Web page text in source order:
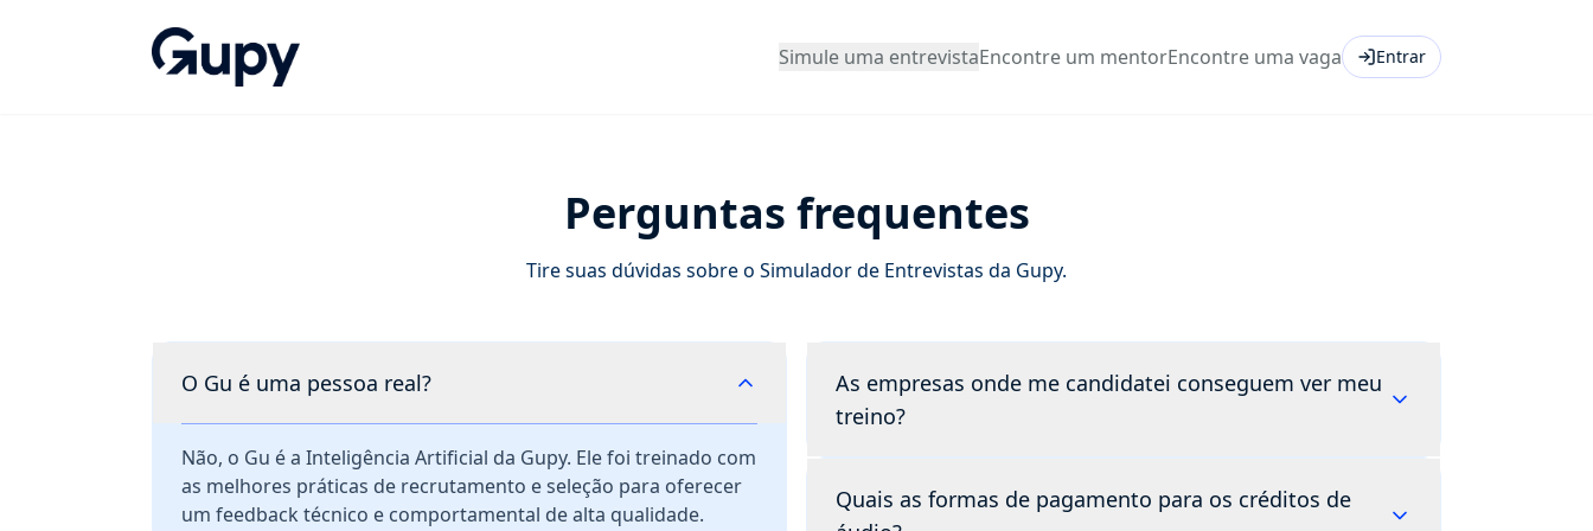
Simule uma entrevistaEncontre um mentorEncontre uma vaga Entrar
Perguntas frequentes
Tire suas dúvidas sobre o Simulador de Entrevistas da Gupy.
O Gu é uma pessoa real?
Não, o Gu é a Inteligência Artificial da Gupy. Ele foi treinado com
as melhores práticas de recrutamento e seleção para oferecer
um feedback técnico e comportamental de alta qualidade.
As empresas onde me candidatei conseguem ver meu
treino?
Não. O Simulador de Entrevistas é um ambiente privado de
desenvolvimento seu. O que acontece no treino, fica no treino.
Quais as formas de pagamento para os créditos de